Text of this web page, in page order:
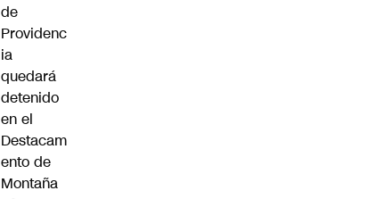
de
Providenc
ia
quedará
detenido
en el
Destacam
ento de
Montaña